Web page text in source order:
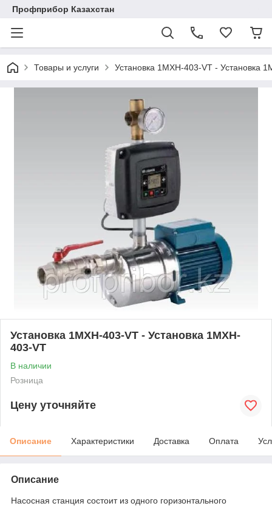
Профприбор Казахстан
Товары и услуги Установка 1MXH-403-VT - Установка
Установка 1MXH-403-VT - Установка 1MXH-
403-VT
В наличии
Розница
Цену уточняйте
Описание Характеристики Доставка Оплата
Описание
Насосная станция состоит из одного горизонтального